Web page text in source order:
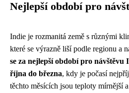
Nejlepší období pro
Indie je rozmanitá země s různými
které se výrazně liší podle regionu a
se za nejlepší období pro návštěvu
října do března, kdy je počasí
těchto měsících jsou teploty mírnější